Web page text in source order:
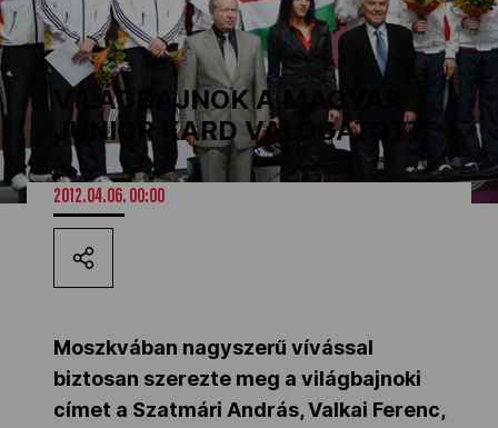
Dakar 2026
Los Angeles 2028
MOB
Kettőskarrier-program
NOB
VILÁGBAJNOK A MAGYAR
JUNIOR KARD VÁLOGATOTT
2012.04.06. 00:00
Moszkvában nagyszerű vívással
biztosan szerezte meg a világbajnoki
címet a Szatmári András, Valkai Ferenc,